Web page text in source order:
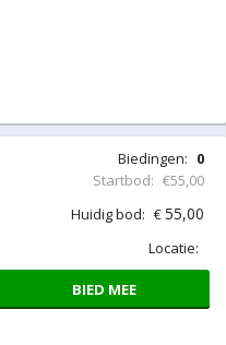
Biedingen: 0
Startbod: €55,00
Huidig bod: €55,00
Locatie:
BIED MEE